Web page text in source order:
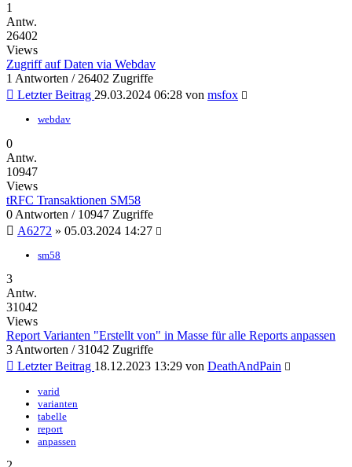
1
Antw.
26402
Views
Zugriff auf Daten via Webdav
1 Antworten / 26402 Zugriffe
Letzter Beitrag 29.03.2024 06:28 von msfox
webdav
0
Antw.
10947
Views
tRFC Transaktionen SM58
0 Antworten / 10947 Zugriffe
A6272 » 05.03.2024 14:27
sm58
3
Antw.
31042
Views
Report Varianten "Erstellt von" in Masse für alle Reports anpassen
3 Antworten / 31042 Zugriffe
Letzter Beitrag 18.12.2023 13:29 von DeathAndPain
varid
varianten
tabelle
report
anpassen